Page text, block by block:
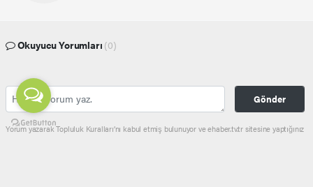
Okuyucu Yorumları (0)
Gönder
Yorum yazarak Topluluk Kuralları’nı kabul etmiş bulunuyor ve ehaber.tv.tr sitesine yaptığınız